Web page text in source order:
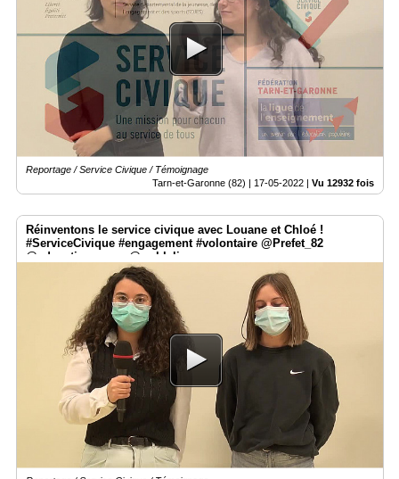
Reportage / Service Civique / Témoignage
Tarn-et-Garonne (82) | 17-05-2022 | Vu 12932 fois
Réinventons le service civique avec Louane et Chloé !
#ServiceCivique #engagement #volontaire @Prefet_82
@education_gouv @weblaligue